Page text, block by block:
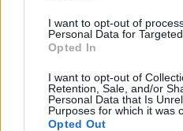
I want to opt-out of
Personal Data for
Opted In
I want to opt-out of
Retention, Sale, and/or
Personal Data that Is
Purposes for which it was
Opted Out